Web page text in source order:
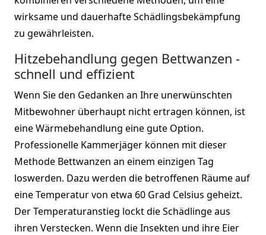
wirksame und dauerhafte Schädlingsbekämpfung
zu gewährleisten.
Hitzebehandlung gegen Bettwanzen -
schnell und effizient
Wenn Sie den Gedanken an Ihre unerwünschten
Mitbewohner überhaupt nicht ertragen können, ist
eine Wärmebehandlung eine gute Option.
Professionelle Kammerjäger können mit dieser
Methode Bettwanzen an einem einzigen Tag
loswerden. Dazu werden die betroffenen Räume auf
eine Temperatur von etwa 60 Grad Celsius geheizt.
Der Temperaturanstieg lockt die Schädlinge aus
ihren Verstecken. Wenn die Insekten und ihre Eier